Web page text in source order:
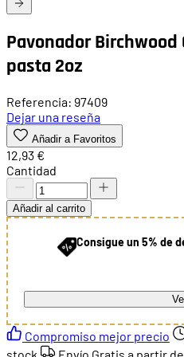
Pavonador Birchwood
pasta 2oz
Referencia: 97409
Dejar una reseña
Añadir a Favoritos
12,93 €
Cantidad
Añadir al carrito
Consigue un 5% de
Compromiso mejor precio